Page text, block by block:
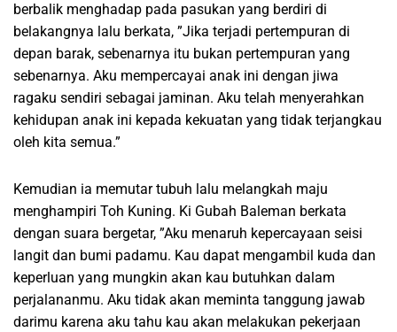
berbalik menghadap pada pasukan yang berdiri di
belakangnya lalu berkata, ”Jika terjadi pertempuran di
depan barak, sebenarnya itu bukan pertempuran yang
sebenarnya. Aku mempercayai anak ini dengan jiwa
ragaku sendiri sebagai jaminan. Aku telah menyerahkan
kehidupan anak ini kepada kekuatan yang tidak terjangkau
oleh kita semua.”
Kemudian ia memutar tubuh lalu melangkah maju
menghampiri Toh Kuning. Ki Gubah Baleman berkata
dengan suara bergetar, ”Aku menaruh kepercayaan seisi
langit dan bumi padamu. Kau dapat mengambil kuda dan
keperluan yang mungkin akan kau butuhkan dalam
perjalananmu. Aku tidak akan meminta tanggung jawab
darimu karena aku tahu kau akan melakukan pekerjaan